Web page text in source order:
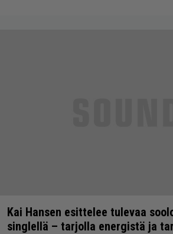
Kai Hansen esittelee tulevaa
singlellä – tarjolla energistä ja